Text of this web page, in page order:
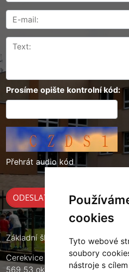
cookies
Tyto webové
soubory
nástroje s
Prosíme opište kontrolní kód:
Přehrát audio kód
Základní škola Cerekvice nad
Cerekvice nad Loučnou 135
569 53 okres Svitavy